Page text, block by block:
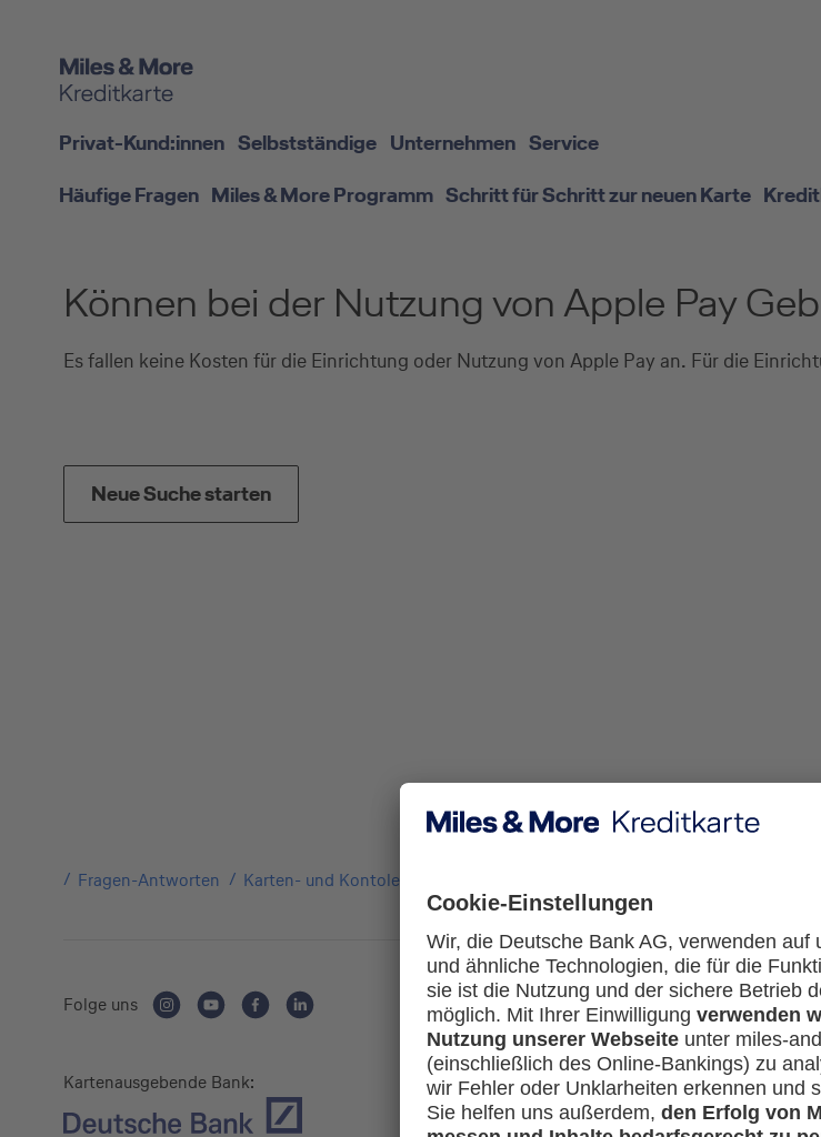
Direkt zur Suche (Enter
Direkt zum Hauptinhalt
Privat-Kund:innen Selbstständige Unternehmen Service
Häufige Fragen Miles & More Programm Schritt für Schritt zur neuen Karte
Können bei der Nutzung von Apple Pay
Es fallen keine Kosten für die Einrichtung oder Nutzung von Apple Pay an. Für die
Neue Suche starten
Fragen-Antworten Karten- und Kontoleistungen
Folge uns
Kartenausgebende Bank: